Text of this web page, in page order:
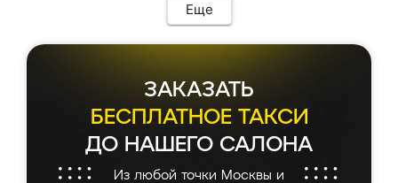
Еще
ЗАКАЗАТЬ
БЕСПЛАТНОЕ ТАКСИ
ДО НАШЕГО САЛОНА
Из любой точки Москвы и